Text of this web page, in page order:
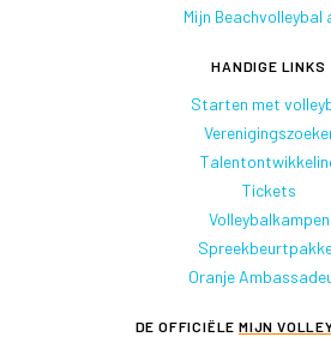
Mijn Beachvolleybal
HANDIGE LINKS
Starten met
Tickets
Volleybalkampen
Oranje
DE OFFICIËLE MIJN